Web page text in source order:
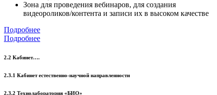
Зона для проведения вебинаров, для создания
видеороликов/контента и записи их в высоком качестве
Подробнее
Подробнее
2.2 Кабинет….
2.3.1 Кабинет естественно-научной направленности
2.3.2 Технолаборатория «БИО»